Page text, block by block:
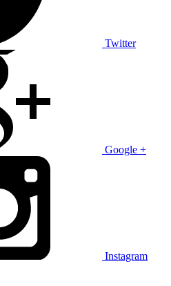
Twitter
Google +
Instagram